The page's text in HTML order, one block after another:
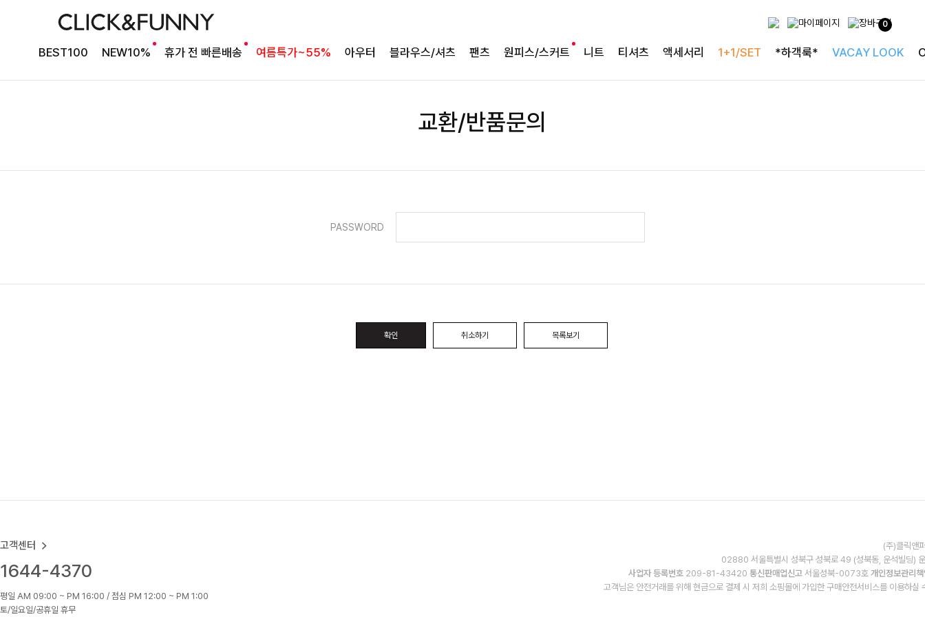
0
BEST100 NEW10% 휴가 전 빠른배송 여름특가~55% 아우터 블라우스/셔츠 팬츠 원피스/스커트 니트 티셔츠 액세서리 1+1/SET *하객룩* VACAY LOOK
교환/반품문의
PASSWORD
확인 취소하기 목록보기
고객센터
1644-4370
평일 AM 09:00 ~ PM 16:00 / 점심 PM 12:00 ~ PM 1:00
토/일요일/공휴일 휴무
(주)클릭앤
02880 서울특별시 성북구 성북로 49 (성북동, 운석빌딩)
사업자 등록번호 209-81-43420 통신판매업신고 서울성북-0073호 개인정보관리
고객님은 안전거래를 위해 현금으로 결제 시 저희 소핑몰에 가입한 구매안전서비스를 이용하실